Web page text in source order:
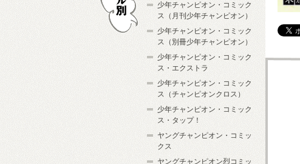
少年チャンピオン・コミック
ス（月刊少年チャンピオン）
少年チャンピオン・コミック
ス（別冊少年チャンピオン）
少年チャンピオン・コミック
ス・エクストラ
少年チャンピオン・コミック
ス（チャンピオンクロス）
少年チャンピオン・コミック
ス・タップ！
ヤングチャンピオン・コミッ
クス
ヤングチャンピオン烈コミッ